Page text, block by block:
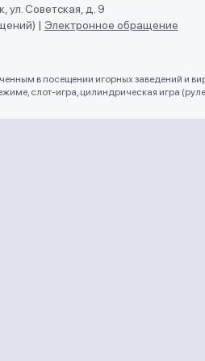
ул. Советская, д. 9
| Электронное обращение
в посещении игорных заведений и
слот-игра, цилиндрическая игра